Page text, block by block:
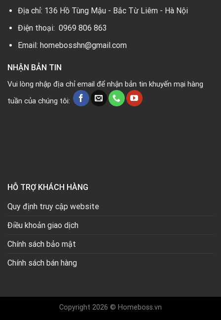
Địa chỉ: 136 Hồ Tùng Mậu - Bắc Từ Liêm - Hà Nội
Điện thoại: 0969 806 863
Email: homebosshn@gmail.com
NHẬN BẢN TIN
Vui lòng nhập địa chỉ email để nhận bản tin khuyến mại hàng
tuần của chúng tôi:
HỖ TRỢ KHÁCH HÀNG
Quy định truy cập website
Điều khoản giao dịch
Chính sách bảo mật
Chính sách bán hàng
Copyright 2026 © Homeboss.vn